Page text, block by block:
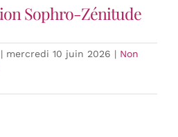
Sophro-Zénitude
| mercredi 10 juin 2026 | Non